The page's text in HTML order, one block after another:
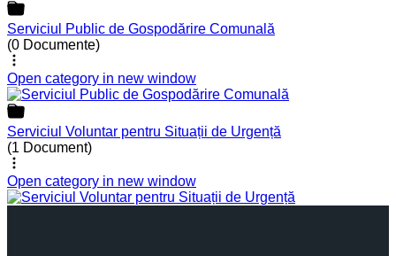
Serviciul Public de Gospodărire Comunală
(0 Documente)
Open category in new window
Serviciul Voluntar pentru Situații de Urgență
(1 Document)
Open category in new window